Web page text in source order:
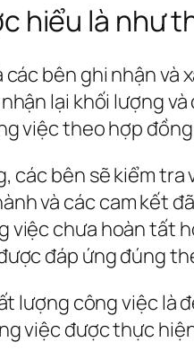
hiểu là như
bên ghi nhận
lại khối lượng
việc theo hợp
các bên sẽ kiểm
và các cam kết
chưa hoàn tất
đáp ứng đúng
lượng công việc là
việc được thực